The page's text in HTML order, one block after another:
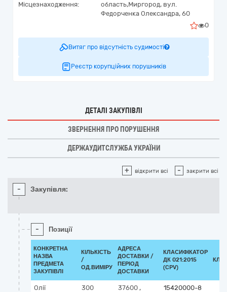
Місцезнаходження:
область,Миргород, вул.
Федорченка Олександра, 60
0
Витяг про відсутність судимості
Реєстр корупційних порушників
ДЕТАЛІ ЗАКУПІВЛІ
ЗВЕРНЕННЯ ПРО ПОРУШЕННЯ
ДЕРЖАУДИТСЛУЖБА УКРАЇНИ
+ відкрити всі - закрити всі
- Закупівля:
- Позиції
КОНКРЕТНА
НАЗВА
ПРЕДМЕТА
ЗАКУПІВЛІ
КІЛЬКІСТЬ
/
ОД.ВИМІРУ
АДРЕСА
ДОСТАВКИ /
ПЕРІОД
ДОСТАВКИ
КЛАСИФІКАТОР
ДК 021:2015
(CPV)
Олії
300
37600 ,
15420000-8